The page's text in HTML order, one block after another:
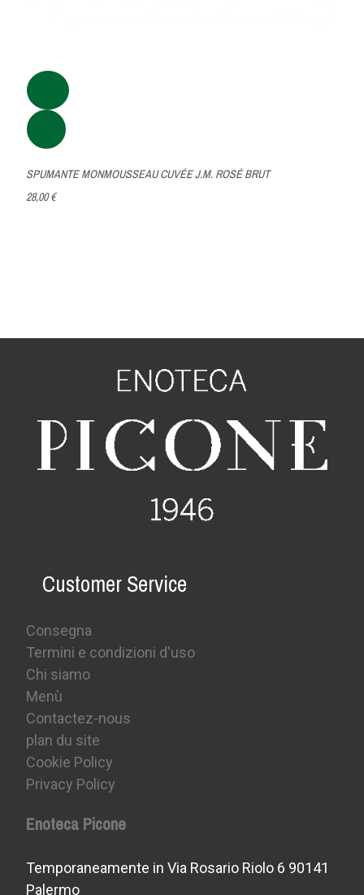
SPUMANTE MONMOUSSEAU CUVÉE J.M. ROSÉ BRUT
28,00 €
Customer Service
Consegna
Termini e condizioni d'uso
Chi siamo
Menù
Contactez-nous
plan du site
Cookie Policy
Privacy Policy
Enoteca Picone
Temporaneamente in Via Rosario Riolo 6 90141
Palermo